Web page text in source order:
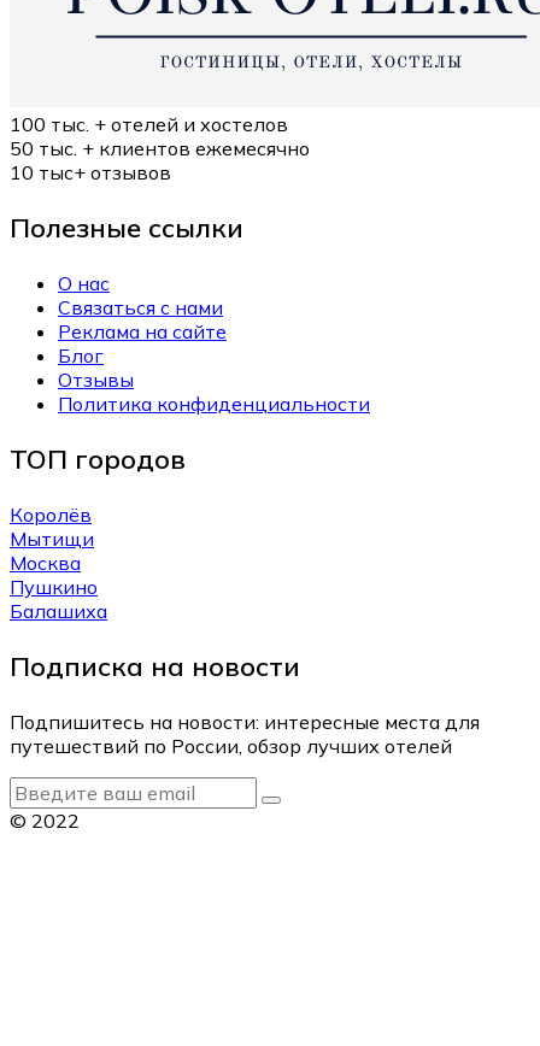
100 тыс. + отелей и хостелов
50 тыс. + клиентов ежемесячно
10 тыс+ отзывов
Полезные ссылки
О нас
Связаться с нами
Реклама на сайте
Блог
Отзывы
Политика конфиденциальности
ТОП городов
Королёв
Мытищи
Москва
Пушкино
Балашиха
Подписка на новости
Подпишитесь на новости: интересные места для
путешествий по России, обзор лучших отелей
© 2022